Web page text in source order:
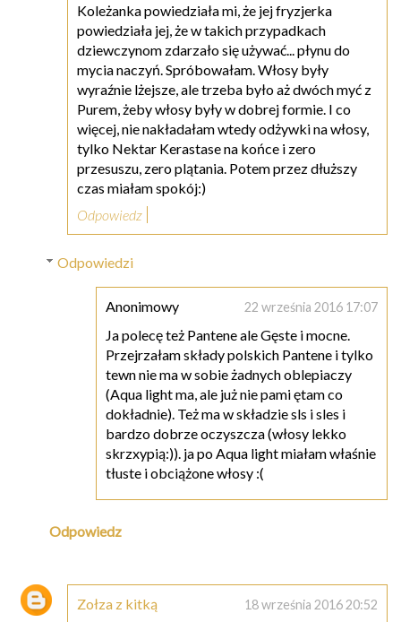
Koleżanka powiedziała mi, że jej fryzjerka
powiedziała jej, że w takich przypadkach
dziewczynom zdarzało się używać... płynu do
mycia naczyń. Spróbowałam. Włosy były
wyraźnie lżejsze, ale trzeba było aż dwóch myć z
Purem, żeby włosy były w dobrej formie. I co
więcej, nie nakładałam wtedy odżywki na włosy,
tylko Nektar Kerastase na końce i zero
przesuszu, zero plątania. Potem przez dłuższy
czas miałam spokój:)
Odpowiedz
Odpowiedzi
Anonimowy 22 września 2016 17:07
Ja polecę też Pantene ale Gęste i mocne.
Przejrzałam składy polskich Pantene i tylko
tewn nie ma w sobie żadnych oblepiaczy
(Aqua light ma, ale już nie pami ętam co
dokładnie). Też ma w składzie sls i sles i
bardzo dobrze oczyszcza (włosy lekko
skrzxypią:)). ja po Aqua light miałam właśnie
tłuste i obciążone włosy :(
Odpowiedz
Zołza z kitką 18 września 2016 20:52